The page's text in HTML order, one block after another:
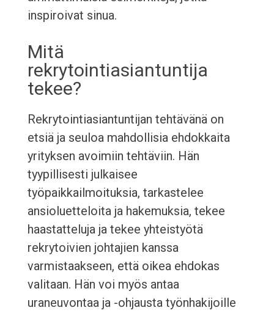
inspiroivat sinua.
Mitä
rekrytointiasiantuntija
tekee?
Rekrytointiasiantuntijan tehtävänä on
etsiä ja seuloa mahdollisia ehdokkaita
yrityksen avoimiin tehtäviin. Hän
tyypillisesti julkaisee
työpaikkailmoituksia, tarkastelee
ansioluetteloita ja hakemuksia, tekee
haastatteluja ja tekee yhteistyötä
rekrytoivien johtajien kanssa
varmistaakseen, että oikea ehdokas
valitaan. Hän voi myös antaa
uraneuvontaa ja -ohjausta työnhakijoille